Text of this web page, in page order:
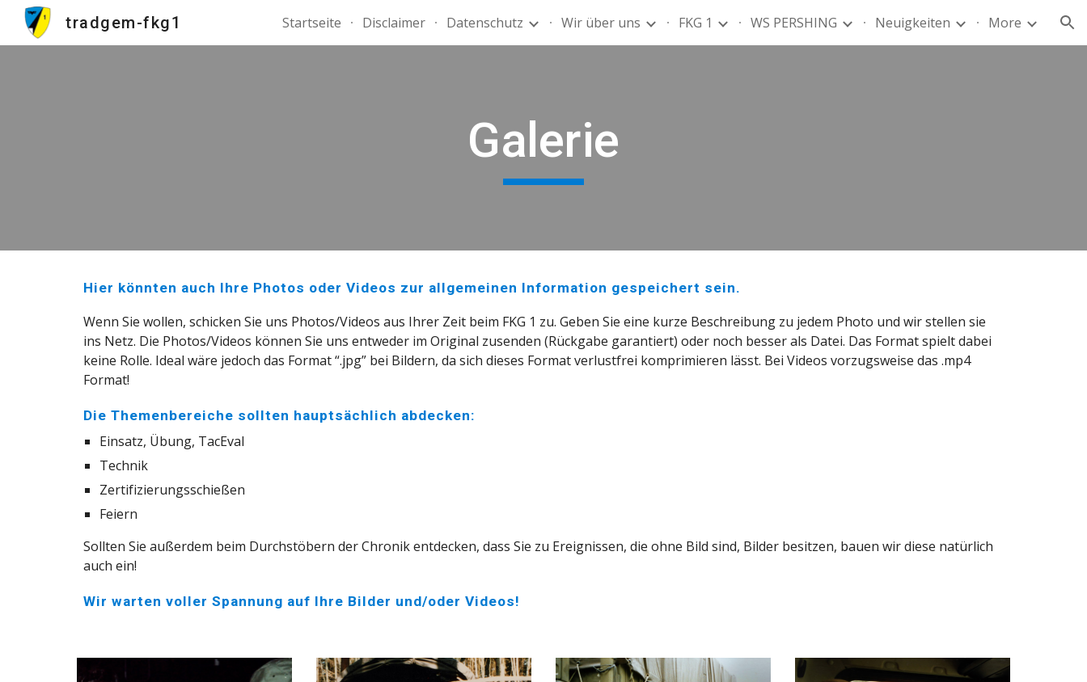
Skip to main content Skip to navigation
tradgem-fkg1 Startseite Disclaimer Datenschutz Wir über uns FKG 1 WS PERSHING Neuigkeiten More
Galerie
Hier könnten auch Ihre Photos oder Videos zur allgemeinen Information gespeichert sein.
Wenn Sie wollen, schicken Sie uns Photos/Videos aus Ihrer Zeit beim FKG 1 zu. Geben Sie eine kurze Beschreibung zu jedem Photo und wir stellen sie
ins Netz. Die Photos/Videos können Sie uns entweder im Original zusenden (Rückgabe garantiert) oder noch besser als Datei. Das Format spielt dabei
keine Rolle. Ideal wäre jedoch das Format “.jpg” bei Bildern, da sich dieses Format verlustfrei komprimieren lässt. Bei Videos vorzugsweise das .mp4
Format!
Die Themenbereiche sollten hauptsächlich abdecken:
Einsatz, Übung, TacEval
Technik
Zertifizierungsschießen
Feiern
Sollten Sie außerdem beim Durchstöbern der Chronik entdecken, dass Sie zu Ereignissen, die ohne Bild sind, Bilder besitzen, bauen wir diese natürlich
auch ein!
Wir warten voller Spannung auf Ihre Bilder und/oder Videos!